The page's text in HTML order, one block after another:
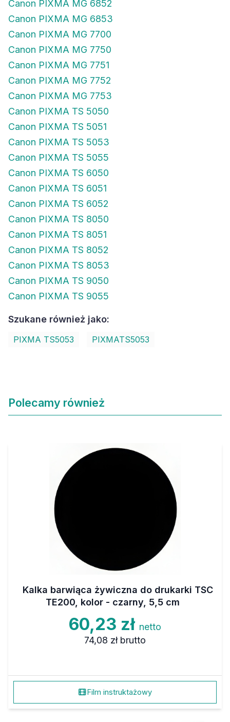
Canon PIXMA MG 6852
Canon PIXMA MG 6853
Canon PIXMA MG 7700
Canon PIXMA MG 7750
Canon PIXMA MG 7751
Canon PIXMA MG 7752
Canon PIXMA MG 7753
Canon PIXMA TS 5050
Canon PIXMA TS 5051
Canon PIXMA TS 5053
Canon PIXMA TS 5055
Canon PIXMA TS 6050
Canon PIXMA TS 6051
Canon PIXMA TS 6052
Canon PIXMA TS 8050
Canon PIXMA TS 8051
Canon PIXMA TS 8052
Canon PIXMA TS 8053
Canon PIXMA TS 9050
Canon PIXMA TS 9055
Szukane również jako:
PIXMA TS5053 PIXMATS5053
Polecamy również
Kalka barwiąca żywiczna do drukarki TSC
TE200, kolor - czarny, 5,5 cm
60,23 zł netto
74,08 zł brutto
Film instruktażowy